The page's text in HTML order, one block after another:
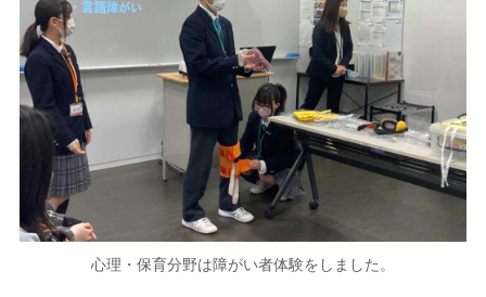
心理・保育分野は障がい者体験をしました。